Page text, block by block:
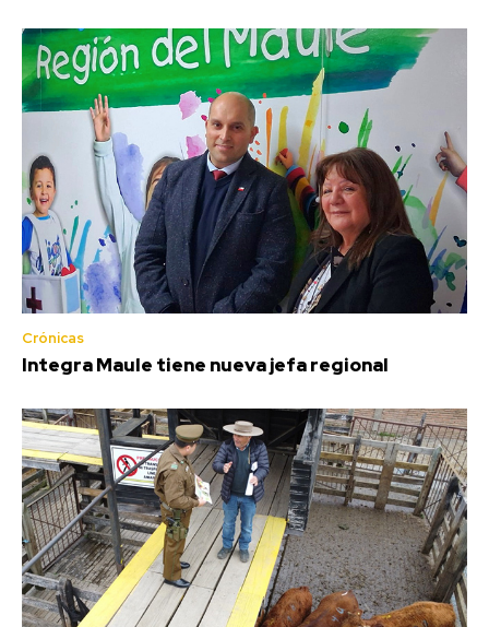
Crónicas
Integra Maule tiene nueva jefa regional